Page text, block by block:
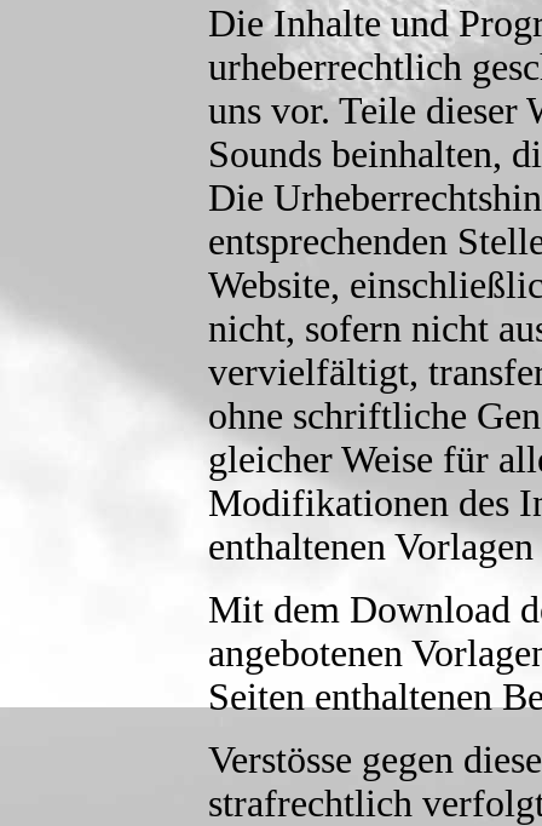
Die Inhalte und
urheberrechtlich
uns vor. Teile dieser
Sounds beinhalten,
Die
entsprechenden
Website,
nicht, sofern nicht
vervielfältigt,
ohne schriftliche
gleicher Weise für
Modifikationen des
enthaltenen
Mit dem Download
angebotenen
Seiten enthaltenen
Verstösse gegen
strafrechtlich